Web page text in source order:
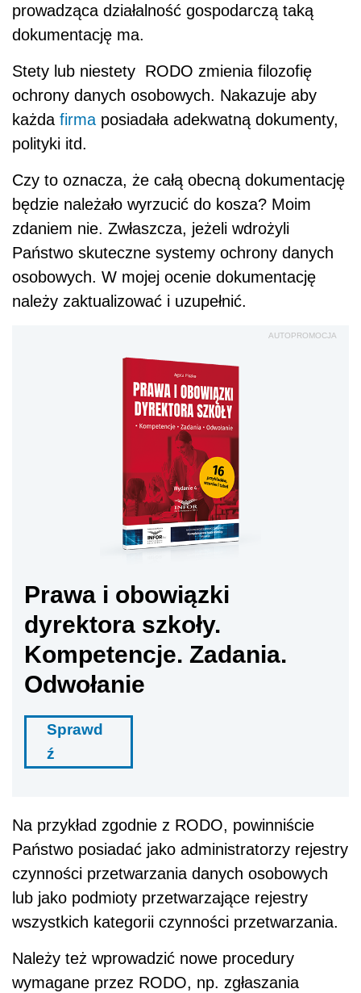
prowadząca działalność gospodarczą taką
dokumentację ma.
Stety lub niestety RODO zmienia filozofię
ochrony danych osobowych. Nakazuje aby
każda firma posiadała adekwatną dokumenty,
polityki itd.
Czy to oznacza, że całą obecną dokumentację
będzie należało wyrzucić do kosza? Moim
zdaniem nie. Zwłaszcza, jeżeli wdrożyli
Państwo skuteczne systemy ochrony danych
osobowych. W mojej ocenie dokumentację
należy zaktualizować i uzupełnić.
AUTOPROMOCJA
Prawa i obowiązki
dyrektora szkoły.
Kompetencje. Zadania.
Odwołanie
Sprawd
ź
Na przykład zgodnie z RODO, powinniście
Państwo posiadać jako administratorzy rejestry
czynności przetwarzania danych osobowych
lub jako podmioty przetwarzające rejestry
wszystkich kategorii czynności przetwarzania.
Należy też wprowadzić nowe procedury
wymagane przez RODO, np. zgłaszania